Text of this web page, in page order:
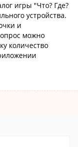
игры "Что? Где?
устройства.
и
можно
количество